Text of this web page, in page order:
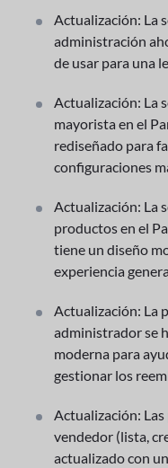
Actualización: La
administración
de usar para una
Actualización: La
mayorista en el
rediseñado para
configuraciones
Actualización: La
productos en el
tiene un diseño
experiencia
Actualización: La
administrador se
moderna para
gestionar los
Actualización: Las
vendedor (lista,
actualizado con